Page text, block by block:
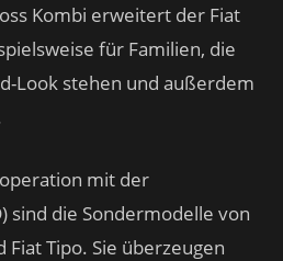
Kombi erweitert der Fiat
für Familien, die
Look stehen und außerdem
mit der
sind die Sondermodelle von
Fiat Tipo. Sie überzeugen